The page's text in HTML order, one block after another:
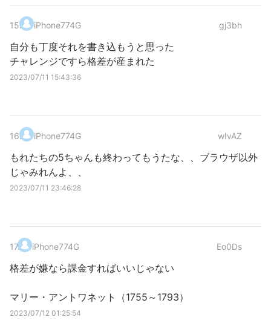
15. iPhone774G gj3bh
自分も丁度それを書き込もうと思った
チャレンジですら格差が産まれた
2023/07/11 15:43:36
16. iPhone774G wIvAZ
もれたちの5ちゃんも終わってもうたな、、ブラウザ以外
じゃみれんよ、、
2023/07/11 23:46:28
17. iPhone774G Eo0Ds
格差が嫌なら課金すればいいじゃない
マリー・アントワネット（1755～1793）
2023/07/12 01:25:54